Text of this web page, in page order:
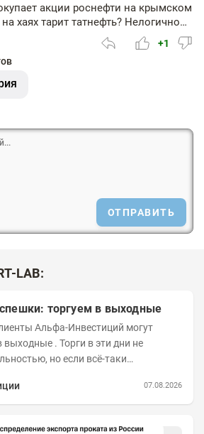
акции роснефти на крымском
хаях тарит татнефть? Нелогично…
+1
ОТПРАВИТЬ
LAB:
торгуем в выходные
но если всё-таки
07.08.2026